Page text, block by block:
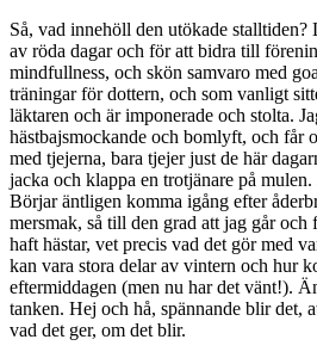
Så, vad innehöll den utökade stalltiden?
av röda dagar och för att bidra till
mindfullness, och skön samvaro med
träningar för dottern, och som vanligt
läktaren och är imponerade och stolta.
hästbajsmockande och bomlyft, och får
med tjejerna, bara tjejer just de här
jacka och klappa en trotjänare på
Börjar äntligen komma igång efter
mersmak, så till den grad att jag går och
haft hästar, vet precis vad det gör med
kan vara stora delar av vintern och hur
eftermiddagen (men nu har det vänt!).
tanken. Hej och hå, spännande blir det,
vad det ger, om det blir.